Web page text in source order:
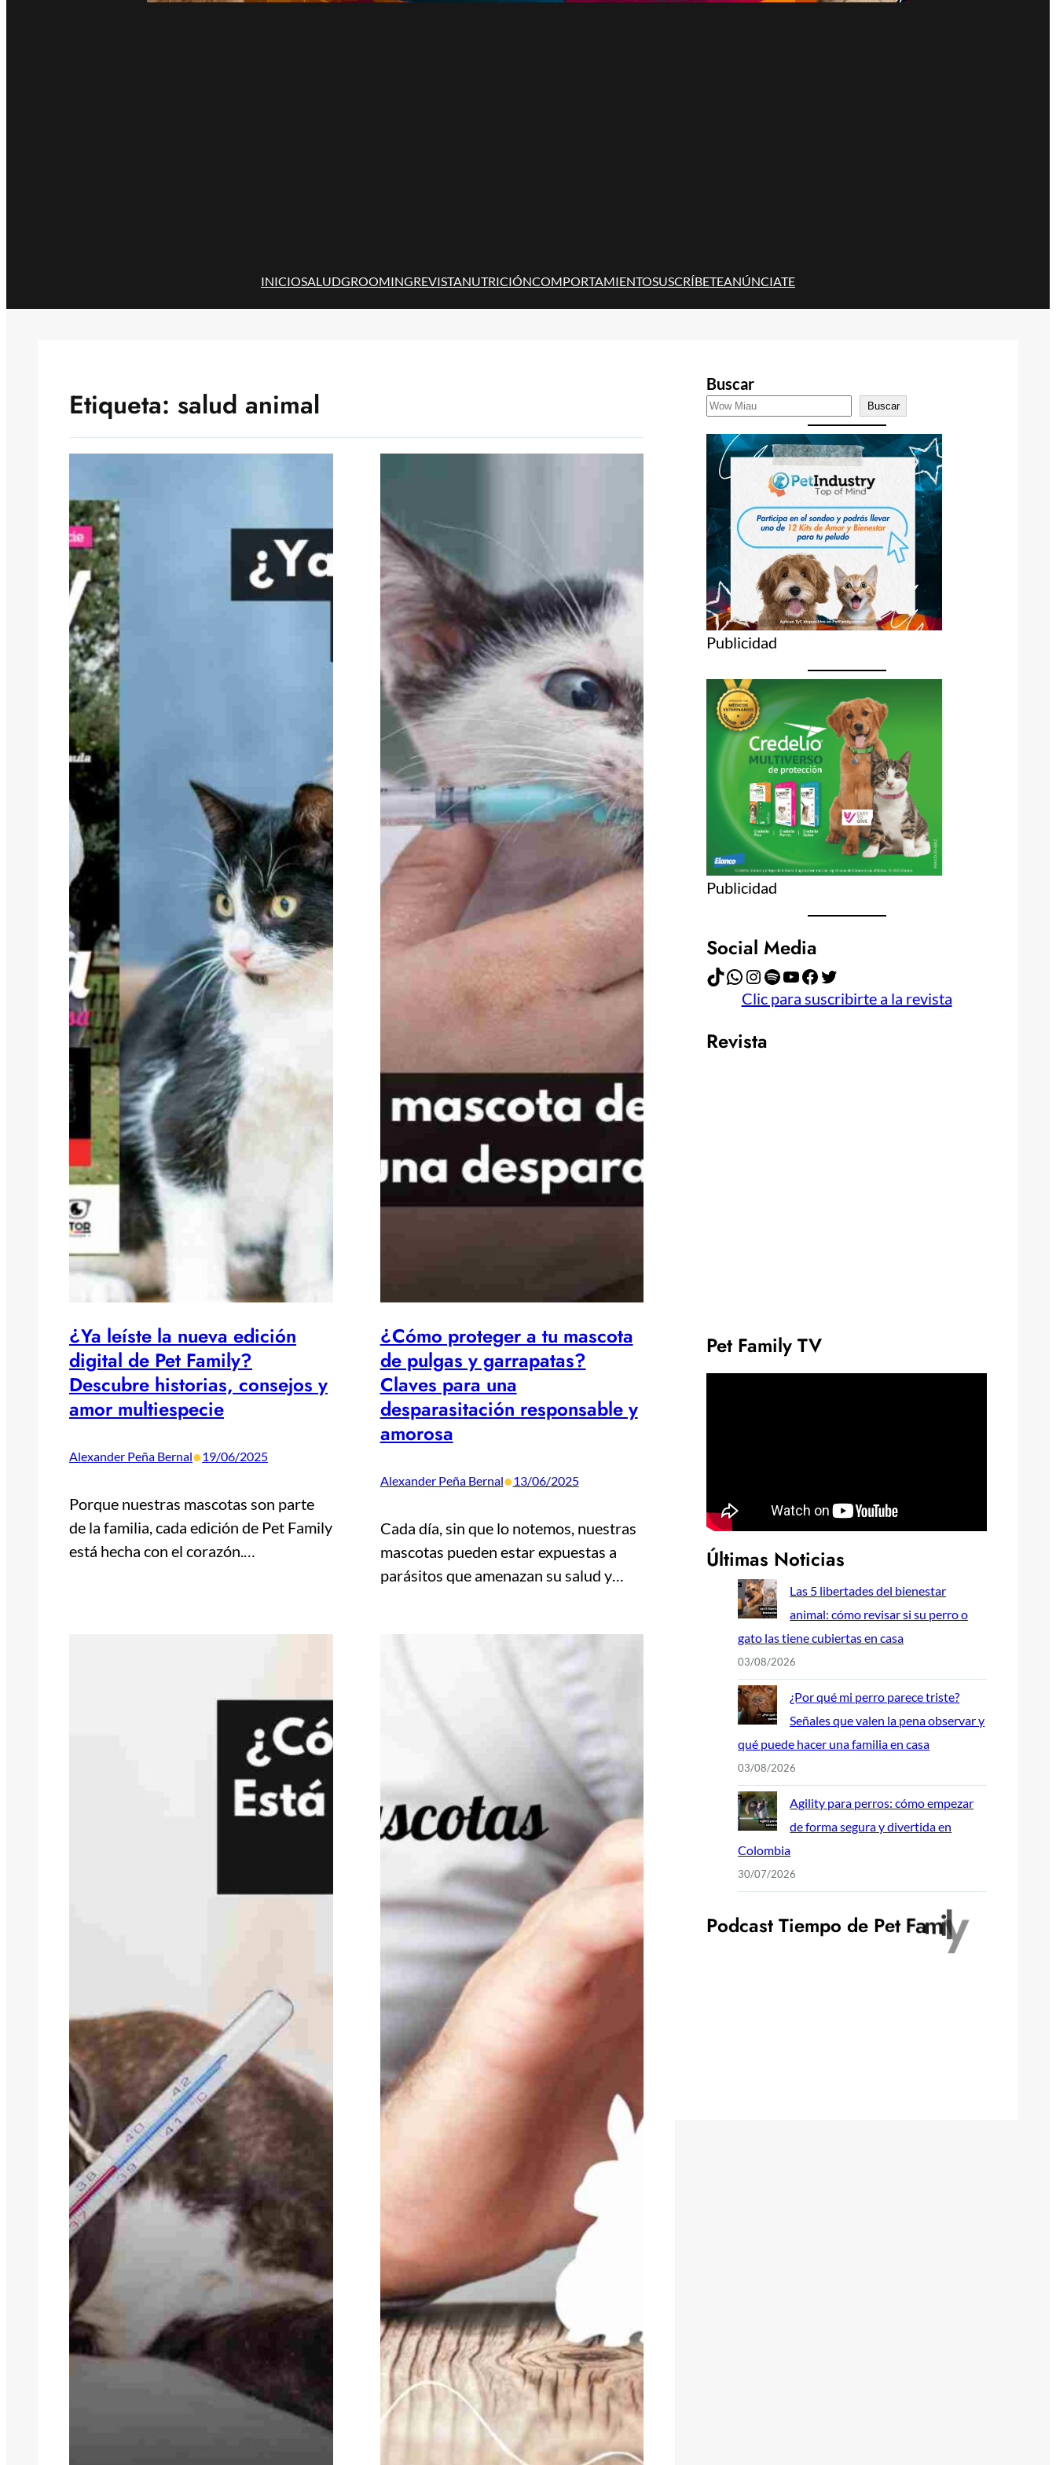
INICIOSALUDGROOMINGREVISTANUTRICIÓNCOMPORTAMIENTOSUSCRÍBETEANÚNCIATE
Etiqueta: salud animal
¿Ya leíste la nueva edición
digital de Pet Family?
Descubre historias, consejos y
amor multiespecie
Alexander Peña Bernal•19/06/2025
Porque nuestras mascotas son parte
de la familia, cada edición de Pet Family
está hecha con el corazón.…
¿Cómo proteger a tu mascota
de pulgas y garrapatas?
Claves para una
desparasitación responsable y
amorosa
Alexander Peña Bernal•13/06/2025
Cada día, sin que lo notemos, nuestras
mascotas pueden estar expuestas a
parásitos que amenazan su salud y…
Buscar
Buscar
Publicidad
Publicidad
Social Media
TikTok WhatsApp Instagram Spotify YouTube Facebook Twitter
Clic para suscribirte a la revista
Revista
Pet Family TV
Últimas Noticias
Las 5 libertades del bienestar
animal: cómo revisar si su perro o
gato las tiene cubiertas en casa
03/08/2026
¿Por qué mi perro parece triste?
Señales que valen la pena observar y
qué puede hacer una familia en casa
03/08/2026
Agility para perros: cómo empezar
de forma segura y divertida en
Colombia
30/07/2026
Podcast Tiempo de Pet Family